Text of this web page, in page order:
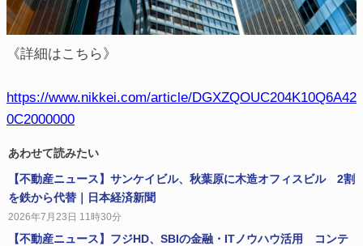
《詳細はこちら》
https://www.nikkei.com/article/DGXZQOUC204K10Q6A42
0C2000000
あわせて読みたい
【不動産ニュース】サンケイビル、秋葉原に木造オフィスビル 2割
を鉄から代替｜日本経済新聞
2026年7月23日 11時30分
【不動産ニュース】フジHD、SBIの金融・ITノウハウ活用 コンテ